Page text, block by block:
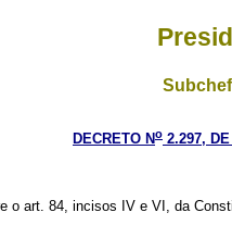
DECRETO No 2.297,
o art. 84, incisos IV e VI, da